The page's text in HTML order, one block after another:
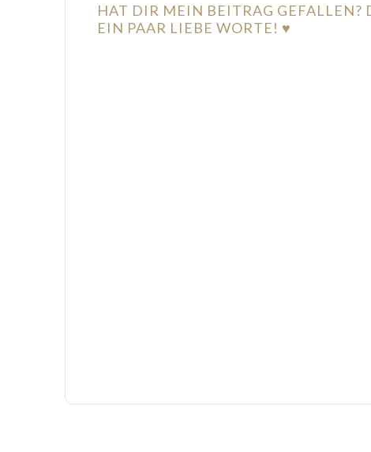
HAT DIR MEIN BEITRAG
EIN PAAR LIEBE WORTE! ♥